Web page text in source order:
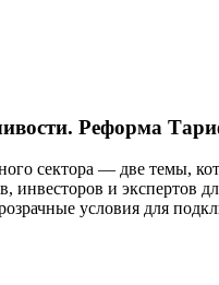
Реформа
сектора — две темы,
и экспертов
условия для